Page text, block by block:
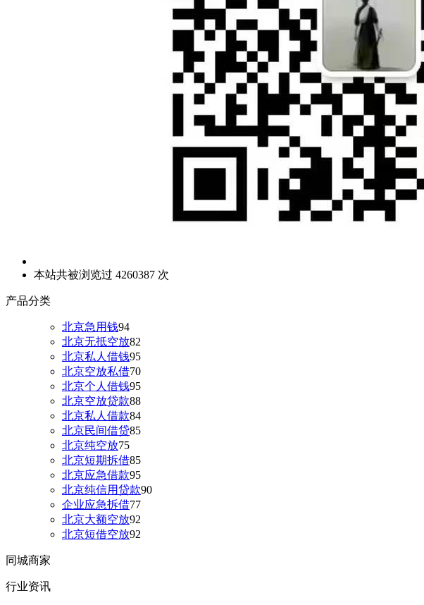
本站共被浏览过 4260387 次
产品分类
北京急用钱94
北京无抵空放82
北京私人借钱95
北京空放私借70
北京个人借钱95
北京空放贷款88
北京私人借款84
北京民间借贷85
北京纯空放75
北京短期拆借85
北京应急借款95
北京纯信用贷款90
企业应急拆借77
北京大额空放92
北京短借空放92
同城商家
行业资讯